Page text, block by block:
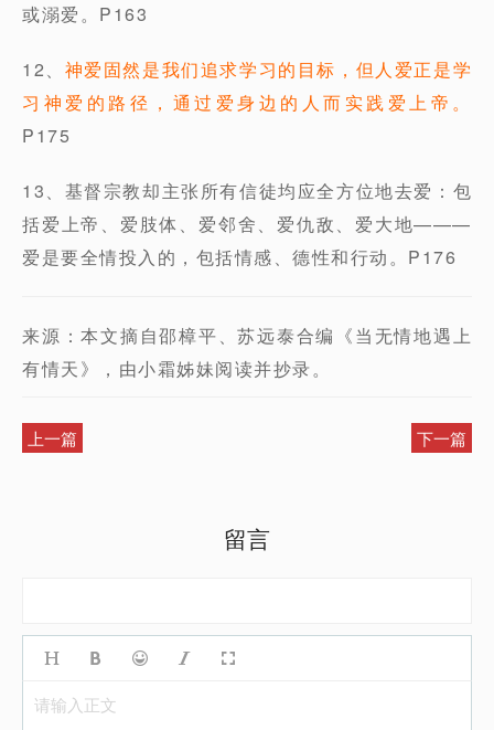
或溺爱。P163
12、 神爱固然是我们追求学习的目标，但人爱正是学
习神爱的路径，通过爱身边的人而实践爱上帝。
P175
13、基督宗教却主张所有信徒均应全方位地去爱：包
括爱上帝、爱肢体、爱邻舍、爱仇敌、爱大地———
爱是要全情投入的，包括情感、德性和行动。P176
来源：本文摘自邵樟平、苏远泰合编《当无情地遇上
有情天》，由小霜姊妹阅读并抄录。
上一篇 下一篇
留言
请输入正文